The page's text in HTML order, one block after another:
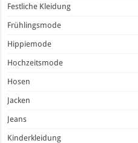
Festliche Kleidung
Frühlingsmode
Hippiemode
Hochzeitsmode
Hosen
Jacken
Jeans
Kinderkleidung